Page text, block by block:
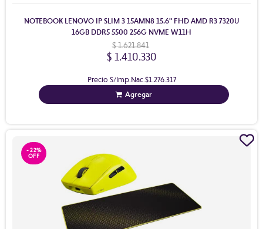
NOTEBOOK LENOVO IP SLIM 3 15AMN8 15.6" FHD AMD R3 7320U
16GB DDR5 5500 256G NVME W11H
$ 1.621.841
$ 1.410.330
Precio S/Imp.Nac.$1.276.317
Agregar
- 22%